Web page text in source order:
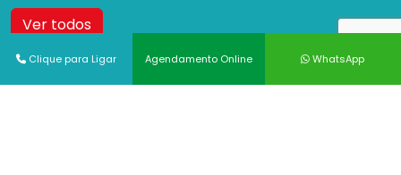
Ver todos
Clique para Ligar Agendamento Online WhatsApp